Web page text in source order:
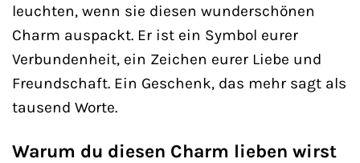
leuchten, wenn sie diesen wunderschönen
Charm auspackt. Er ist ein Symbol eurer
Verbundenheit, ein Zeichen eurer Liebe und
Freundschaft. Ein Geschenk, das mehr sagt als
tausend Worte.
Warum du diesen Charm lieben wirst